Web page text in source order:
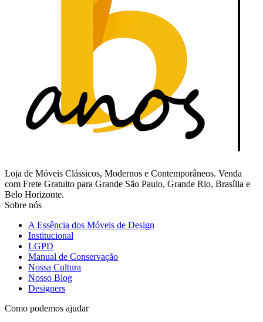
Loja de Móveis Clássicos, Modernos e Contemporâneos. Venda
com Frete Gratuito para Grande São Paulo, Grande Rio, Brasília e
Belo Horizonte.
Sobre nós
A Essência dos Móveis de Design
Institucional
LGPD
Manual de Conservação
Nossa Cultura
Nosso Blog
Designers
Como podemos ajudar